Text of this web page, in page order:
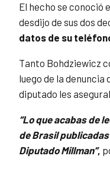
El hecho se conoció
desdijo de sus dos
datos de su
Tanto Bohdziewicz
luego de la denuncia
diputado les
“Lo que acabas de
de Brasil publicadas
Diputado Millman”,